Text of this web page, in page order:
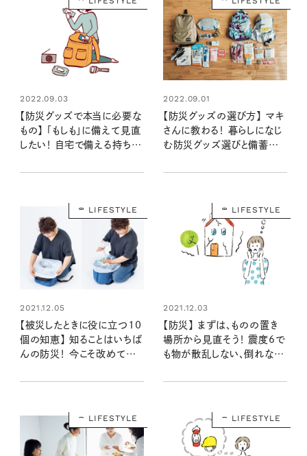
2022.09.03
【防災グッズで本当に必要な
もの】 「もしも」に備えて見直
したい！ 自宅で備える持ち物
2022.09.01
【防災グッズの選び方】 マキ
さんに教わる！ 暮らしになじ
む防災グッズ選びと備蓄品
LIFESTYLE
2021.12.05
【被災したときに役に立つ10
個の知恵】 知ることはいちば
んの防災！ 今こそ改めて見
LIFESTYLE
2021.12.03
【防災】 まずは、ものの置き
場所から見直そう！ 震度6で
も物が散乱しない、倒れな
ッド5選
LIFESTYLE LIFESTYLE